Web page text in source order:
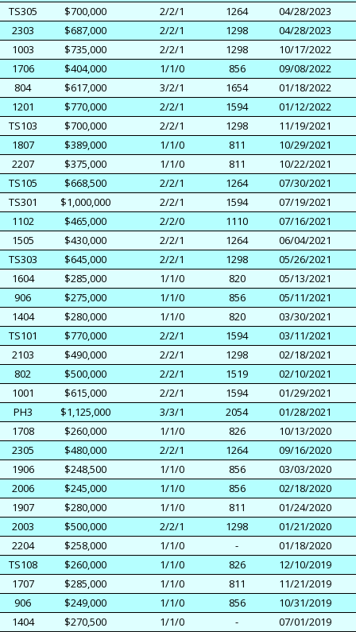
TS305
$700,000 2/2/1 1264
04/28/2023
2303
$687,000 2/2/1 1298
04/28/2023
1003
$735,000 2/2/1 1298
10/17/2022
1706
$404,000 1/1/0 856
09/08/2022
804
$617,000 3/2/1 1654
01/18/2022
1201
$770,000 2/2/1 1594
01/12/2022
TS103
$700,000 2/2/1 1298
11/19/2021
1807
$389,000 1/1/0 811
10/29/2021
2207
$375,000 1/1/0 811
10/22/2021
TS105
$668,500 2/2/1 1264
07/30/2021
TS301
$1,000,000 2/2/1 1594
07/19/2021
1102
$465,000 2/2/0 1110
07/16/2021
1505
$430,000 2/2/1 1264
06/04/2021
TS303
$645,000 2/2/1 1298
05/26/2021
1604
$285,000 1/1/0 820
05/13/2021
906
$275,000 1/1/0 856
05/11/2021
1404
$280,000 1/1/0 820
03/30/2021
TS101
$770,000 2/2/1 1594
03/11/2021
2103
$490,000 2/2/1 1298
02/18/2021
802
$500,000 2/2/1 1519
02/10/2021
1001
$615,000 2/2/1 1594
01/29/2021
PH3
$1,125,000 3/3/1 2054
01/28/2021
1708
$260,000 1/1/0 826
10/13/2020
2305
$480,000 2/2/1 1264
09/16/2020
1906
$248,500 1/1/0 856
03/03/2020
2006
$245,000 1/1/0 856
02/18/2020
1907
$280,000 1/1/0 811
01/24/2020
2003
$500,000 2/2/1 1298
01/21/2020
2204
$258,000 1/1/0 -
01/18/2020
TS108
$260,000 1/1/0 826
12/10/2019
1707
$285,000 1/1/0 811
11/21/2019
906
$249,000 1/1/0 856
10/31/2019
1404
$270,500 1/1/0 -
07/01/2019